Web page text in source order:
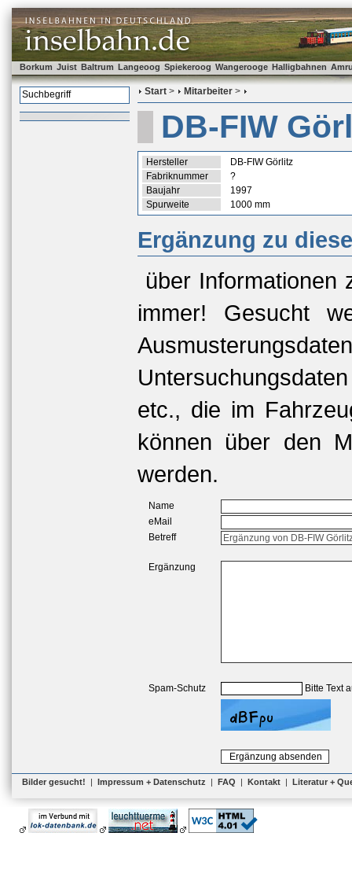
Borkum Juist Baltrum Langeoog Spiekeroog Wangerooge Halligbahnen
Start > Mitarbeiter >
DB-FIW
Hersteller
DB-FIW Görlitz
Fabriknummer
?
Baujahr
1997
Spurweite
1000 mm
Ergänzung zu
über Informationen
immer! Gesucht
etc., die im
können über den
werden.
Name
eMail
Betreff
Ergänzung
Spam-Schutz Bitte Text
Bilder gesucht! | Impressum + Datenschutz | FAQ | Kontakt | Literatur +